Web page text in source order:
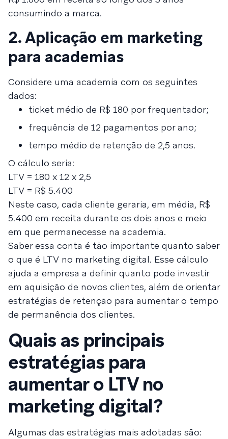
consumindo a marca.
2. Aplicação em marketing
para academias
Considere uma academia com os seguintes
dados:
ticket médio de R$ 180 por frequentador;
frequência de 12 pagamentos por ano;
tempo médio de retenção de 2,5 anos.
O cálculo seria:
LTV = 180 x 12 x 2,5
LTV = R$ 5.400
Neste caso, cada cliente geraria, em média, R$
5.400 em receita durante os dois anos e meio
em que permanecesse na academia.
Saber essa conta é tão importante quanto saber
o que é LTV no marketing digital. Esse cálculo
ajuda a empresa a definir quanto pode investir
em aquisição de novos clientes, além de orientar
estratégias de retenção para aumentar o tempo
de permanência dos clientes.
Quais as principais
estratégias para
aumentar o LTV no
marketing digital?
Algumas das estratégias mais adotadas são: